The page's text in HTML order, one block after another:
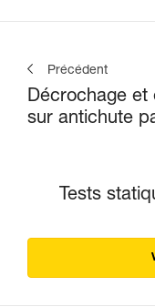
Précédent
Décrochage et
sur antichute
Tests